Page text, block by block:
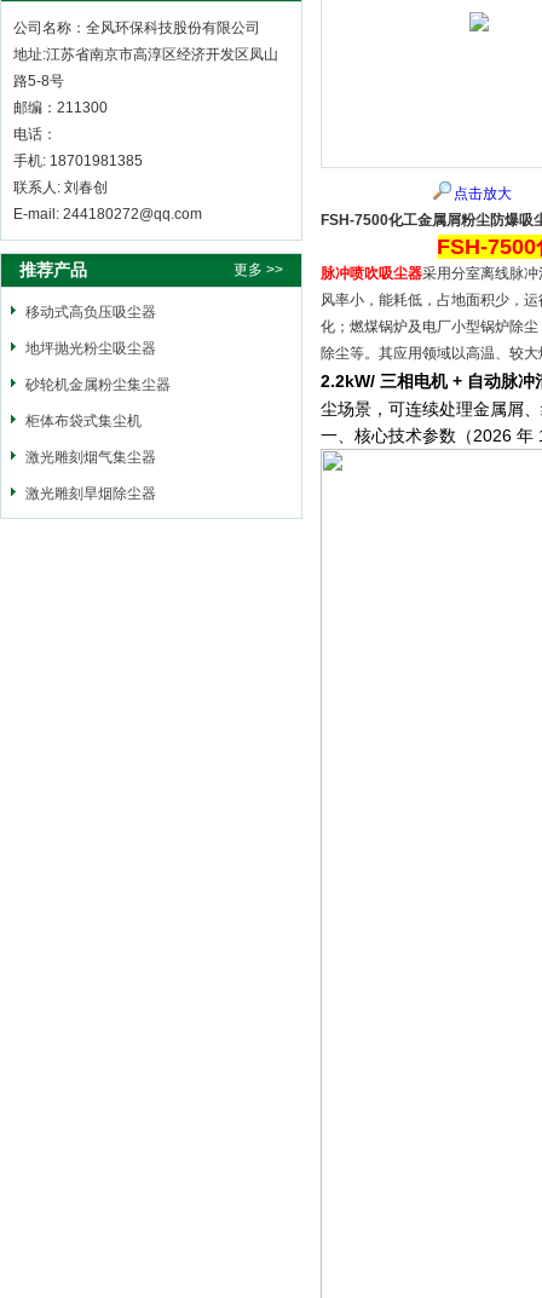
公司名称：全风环保科技股份有限公司
地址:江苏省南京市高淳区经济开发区凤山
路5-8号
邮编：211300
电话：
手机: 18701981385
联系人: 刘春创
E-mail: 244180272@qq.com
推荐产品 更多 >>
移动式高负压吸尘器
地坪抛光粉尘吸尘器
砂轮机金属粉尘集尘器
柜体布袋式集尘机
激光雕刻烟气集尘器
激光雕刻旱烟除尘器
点击放大
FSH-7500化工金属屑粉尘防爆吸
FSH-
脉冲喷吹吸尘器采用分室离线脉
风率小，能耗低，占地面积少，
化；燃煤锅炉及电厂小型锅炉除
除尘等。其应用领域以高温、较
2.2kW/ 三相电机 + 自动脉
尘场景，可连续处理金属屑
一、核心技术参数（2026 年